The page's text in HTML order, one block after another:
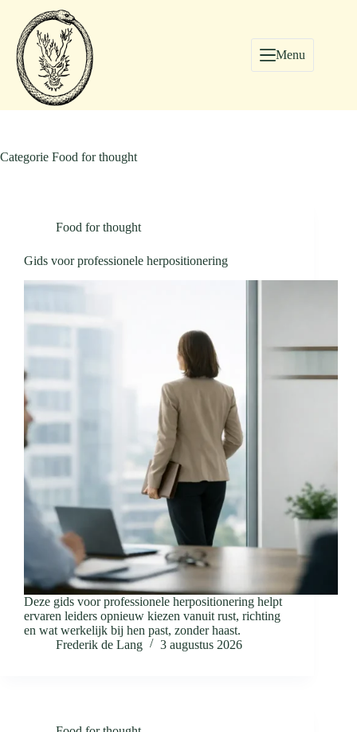
Menu
Categorie Food for thought
Food for thought
Gids voor professionele herpositionering
Deze gids voor professionele herpositionering helpt
ervaren leiders opnieuw kiezen vanuit rust, richting
en wat werkelijk bij hen past, zonder haast.
Frederik de Lang
3 augustus 2026